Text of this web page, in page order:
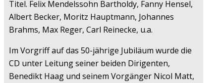
Titel. Felix Mendelssohn Bartholdy, Fanny Hensel,
Albert Becker, Moritz Hauptmann, Johannes
Brahms, Max Reger, Carl Reinecke, u.a.
Im Vorgriff auf das 50-jährige Jubiläum wurde die
CD unter Leitung seiner beiden Dirigenten,
Benedikt Haag und seinem Vorgänger Nicol Matt,